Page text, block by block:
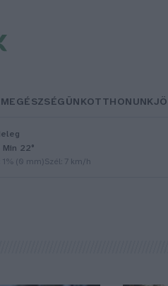
EGÉSZSÉGÜNKOTTHONUNK
Min 22°
1% (0 mm)Szél: 7 km/h